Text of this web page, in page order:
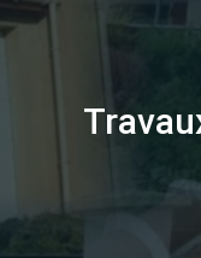
to